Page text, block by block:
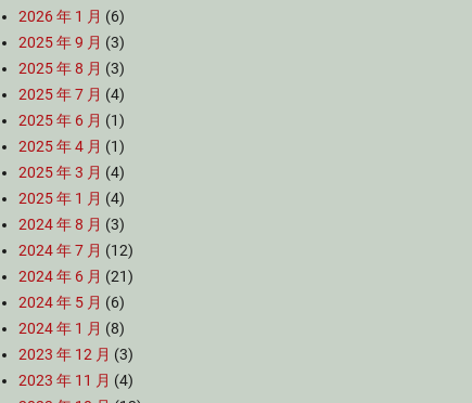
2026 年 1 月 (6)
2025 年 9 月 (3)
2025 年 8 月 (3)
2025 年 7 月 (4)
2025 年 6 月 (1)
2025 年 4 月 (1)
2025 年 3 月 (4)
2025 年 1 月 (4)
2024 年 8 月 (3)
2024 年 7 月 (12)
2024 年 6 月 (21)
2024 年 5 月 (6)
2024 年 1 月 (8)
2023 年 12 月 (3)
2023 年 11 月 (4)